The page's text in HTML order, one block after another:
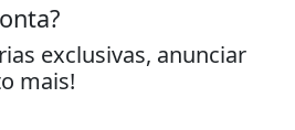
exclusivas, anunciar
mais!